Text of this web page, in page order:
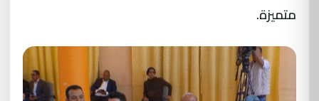
متميزة.